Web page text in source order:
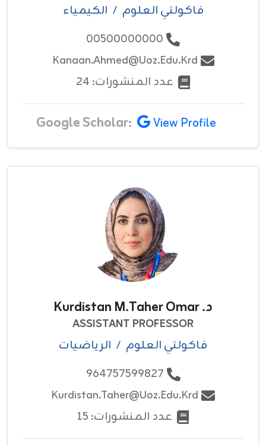
فاکولتي العلوم / الكيمياء
00500000000
Kanaan.ahmed@uoz.edu.krd
عدد المنشورات: 24
Google Scholar: View Profile
د. Kurdistan M.Taher Omar
ASSISTANT PROFESSOR
فاکولتي العلوم / الرياضيات
964757599827
Kurdistan.taher@uoz.edu.krd
عدد المنشورات: 15